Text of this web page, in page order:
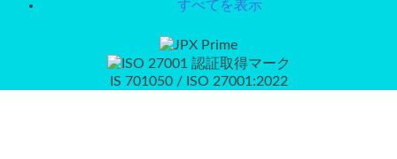
すべてを表示
IS 701050 / ISO 27001:2022